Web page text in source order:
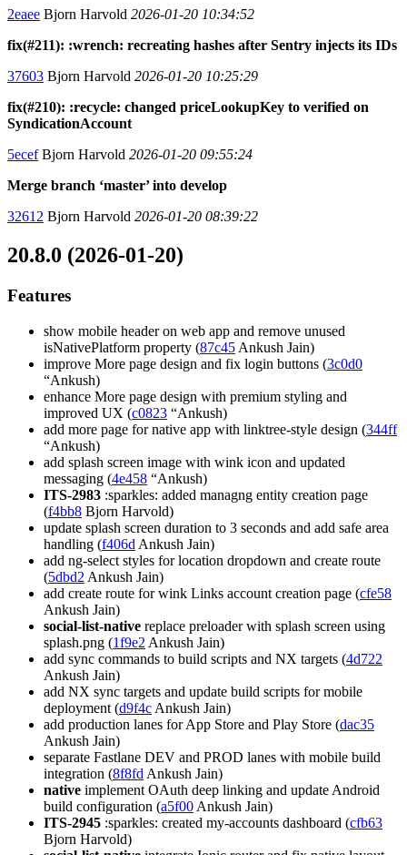
2eaee Bjorn Harvold 2026-01-20 10:34:52
fix(#211): :wrench: recreating hashes after Sentry injects its IDs
37603 Bjorn Harvold 2026-01-20 10:25:29
fix(#210): :recycle: changed priceLookupKey to verified on
SyndicationAccount
5ecefBjorn Harvold 2026-01-20 09:55:24
Merge branch ‘master’ into develop
32612 Bjorn Harvold 2026-01-20 08:39:22
20.8.0 (2026-01-20)
Features
show mobile header on web app and remove unused
isNativePlatform property (87c45 Ankush Jain)
improve More page design and fix login buttons (3c0d0
“Ankush)
enhance More page design with premium styling and
improved UX (c0823 “Ankush)
add more page for native app with linktree-style design (344ff
“Ankush)
add splash screen image with wink icon and updated
messaging (4e458 “Ankush)
ITS-2983 :sparkles: added managng entity creation page
(f4bb8 Bjorn Harvold)
update splash screen duration to 3 seconds and add safe area
handling (f406d Ankush Jain)
add ng-select styles for location dropdown and create route
(5dbd2 Ankush Jain)
add create route for wink Links account creation page (cfe58
Ankush Jain)
social-list-native replace preloader with splash screen using
splash.png (1f9e2 Ankush Jain)
add sync commands to build scripts and NX targets (4d722
Ankush Jain)
add NX sync targets and update build scripts for mobile
deployment (d9f4c Ankush Jain)
add production lanes for App Store and Play Store (dac35
Ankush Jain)
separate Fastlane DEV and PROD lanes with mobile build
integration (8f8fd Ankush Jain)
native implement OAuth deep linking and update Android
build configuration (a5f00 Ankush Jain)
ITS-2945 :sparkles: created my-accounts dashboard (cfb63
Bjorn Harvold)